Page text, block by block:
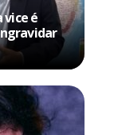
vice é